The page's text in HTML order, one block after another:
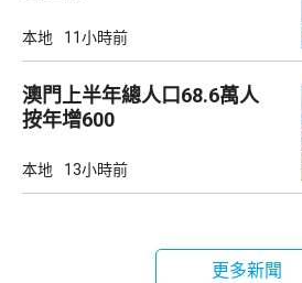
本地 11小時前
澳門上半年總人口68.6萬人
按年增600
本地 13小時前
更多新聞